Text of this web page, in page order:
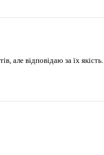
але відповідаю за їх якість.